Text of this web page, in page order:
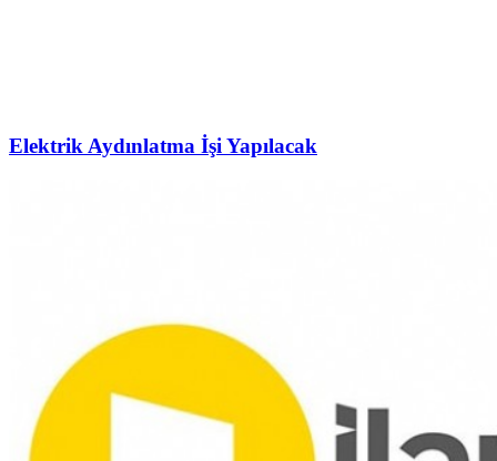
Elektrik Aydınlatma İşi Yapılacak